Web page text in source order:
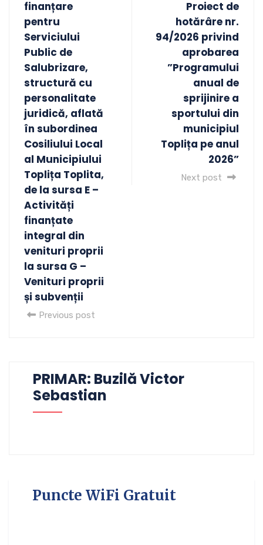
finanțare
pentru
Serviciului
Public de
Salubrizare,
structură cu
personalitate
juridică, aflată
în subordinea
Cosiliului Local
al Municipiului
Toplița Toplita,
de la sursa E –
Activități
finanțate
integral din
venituri proprii
la sursa G –
Venituri proprii
și subvenții
Previous post
Proiect de
hotărâre nr.
94/2026 privind
aprobarea
”Programului
anual de
sprijinire a
sportului din
municipiul
Toplița pe anul
2026”
Next post
PRIMAR: Buzilă Victor
Sebastian
Puncte WiFi Gratuit